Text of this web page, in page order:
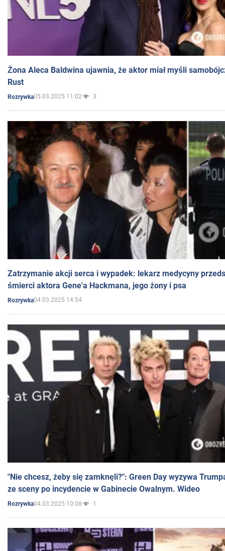
Żona Aleca Baldwina ujawnia, że aktor miał myśli
Rust
Rozrywka05.03.2025 11:02 3
Zatrzymanie akcji serca i wypadek: lekarz medycyny
śmierci aktora Gene'a Hackmana, jego żony i psa
Rozrywka04.03.2025 14:54
"Nie chcesz, żeby się zamknęli?": Green Day wyzywa
ze sceny po incydencie w Gabinecie Owalnym. Wideo
Rozrywka04.03.2025 10:08 1